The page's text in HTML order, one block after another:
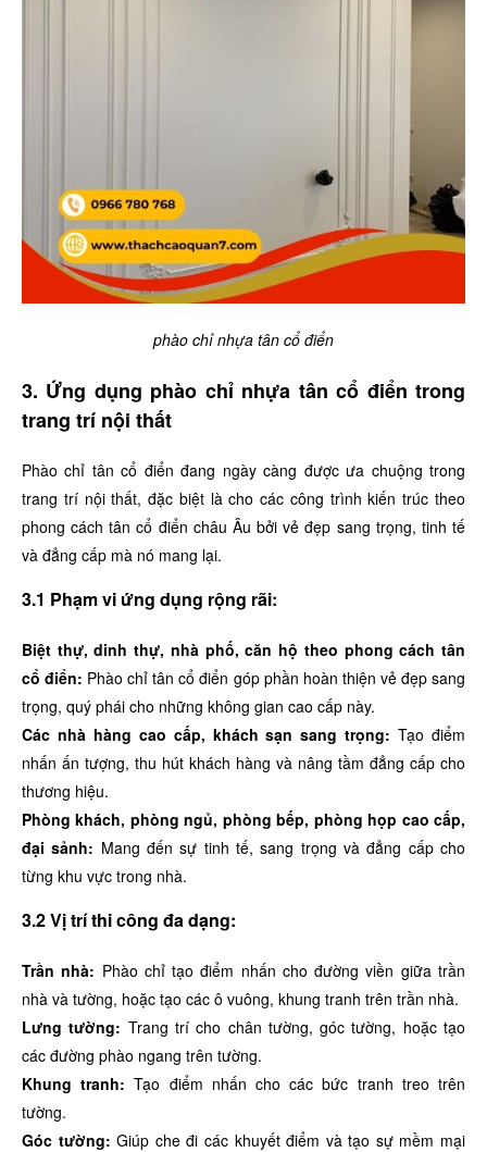
phào chỉ nhựa tân cổ điển
3. Ứng dụng phào chỉ nhựa tân cổ điển trong
trang trí nội thất
Phào chỉ tân cổ điển đang ngày càng được ưa chuộng trong
trang trí nội thất, đặc biệt là cho các công trình kiến trúc theo
phong cách tân cổ điển châu Âu bởi vẻ đẹp sang trọng, tinh tế
và đẳng cấp mà nó mang lại.
3.1 Phạm vi ứng dụng rộng rãi:
Biệt thự, dinh thự, nhà phố, căn hộ theo phong cách tân
cổ điển: Phào chỉ tân cổ điển góp phần hoàn thiện vẻ đẹp sang
trọng, quý phái cho những không gian cao cấp này.
Các nhà hàng cao cấp, khách sạn sang trọng: Tạo điểm
nhấn ấn tượng, thu hút khách hàng và nâng tầm đẳng cấp cho
thương hiệu.
Phòng khách, phòng ngủ, phòng bếp, phòng họp cao cấp,
đại sảnh: Mang đến sự tinh tế, sang trọng và đẳng cấp cho
từng khu vực trong nhà.
3.2 Vị trí thi công đa dạng:
Trần nhà: Phào chỉ tạo điểm nhấn cho đường viền giữa trần
nhà và tường, hoặc tạo các ô vuông, khung tranh trên trần nhà.
Lưng tường: Trang trí cho chân tường, góc tường, hoặc tạo
các đường phào ngang trên tường.
Khung tranh: Tạo điểm nhấn cho các bức tranh treo trên
tường.
Góc tường: Giúp che đi các khuyết điểm và tạo sự mềm mại